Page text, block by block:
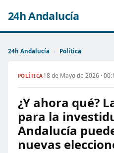
24h Andalucía
24h Andalucía › Política
POLÍTICA18 de Mayo de 2026 ·
¿Y ahora qué?
para la
Andalucía
nuevas